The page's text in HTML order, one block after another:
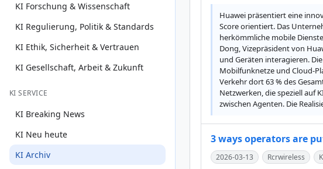
KI Forschung & Wissenschaft
KI Regulierung, Politik & Standards
KI Ethik, Sicherheit & Vertrauen
KI Gesellschaft, Arbeit & Zukunft
KI SERVICE
KI Breaking News
KI Neu heute
KI Archiv
Huawei präsentiert eine
Score orientiert. Das
herkömmliche mobile
Dong, Vizepräsident von
und Geräten interagieren.
Mobilfunknetze und Cloud-
Verkehr dort 63 % des
Netzwerken, die speziell auf
zwischen Agenten. Die
3 ways operators are
2026-03-13 Rcrwireless